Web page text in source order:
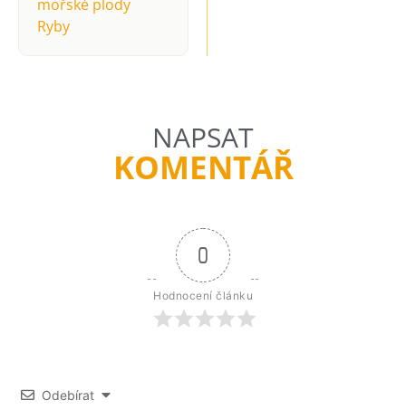
mořské plody
Ryby
NAPSAT
KOMENTÁŘ
0
Hodnocení článku
Odebírat